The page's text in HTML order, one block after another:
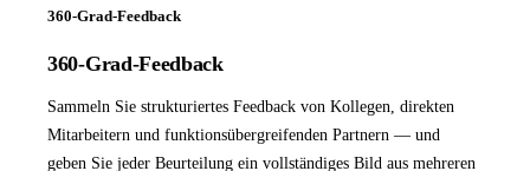
360-Grad-Feedback
360-Grad-Feedback
Sammeln Sie strukturiertes Feedback von Kollegen, direkten
Mitarbeitern und funktionsübergreifenden Partnern — und
geben Sie jeder Beurteilung ein vollständiges Bild aus mehreren